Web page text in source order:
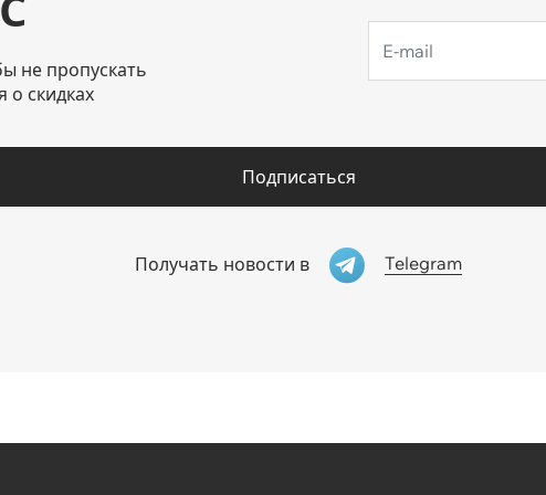
не пропускать
о скидках
Подписаться
Получать новости в Telegram